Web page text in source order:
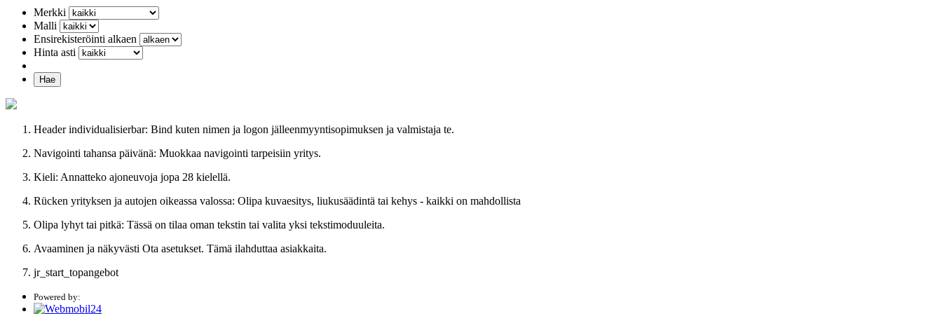
Setra S 415 UL 17.731 EUR
Mercedes-Benz O 550 Integro 35.581 EUR
Iveco Crossway LE / 19.397 EUR
MAN A78 / Lion´s35.581 EUR
Merkki
Malli
Ensirekisteröinti alkaen
Hinta asti
Hae
Header individualisierbar: Bind kuten nimen ja logon jälleenmyyntisopimuksen ja valmistaja te.
Navigointi tahansa päivänä: Muokkaa navigointi tarpeisiin yritys.
Kieli: Annatteko ajoneuvoja jopa 28 kielellä.
Rücken yrityksen ja autojen oikeassa valossa: Olipa kuvaesitys, liukusäädintä tai kehys - kaikki on mahdollista
Olipa lyhyt tai pitkä: Tässä on tilaa oman tekstin tai valita yksi tekstimoduuleita.
Avaaminen ja näkyvästi Ota asetukset. Tämä ilahduttaa asiakkaita.
jr_start_topangebot
Powered by: